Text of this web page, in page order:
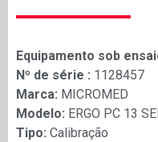
Equipamento sob
Nº de série : 1128457
Marca: MICROMED
Modelo: ERGO PC 13
Tipo: Calibração